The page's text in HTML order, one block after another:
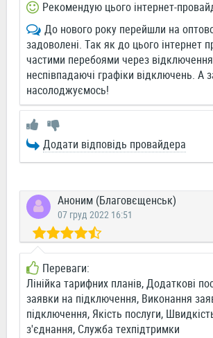
Рекомендую цього інтернет-
До нового року перейшли на
задоволені. Так як до цього інтернет
частими перебоями через відключення
неспiвпадаючi графiки вiдключень. А
насолоджуємось!
Додати відповідь провайдера
Аноним (Благовєщенськ)
07 груд 2022 16:51
Переваги:
Лінійка тарифних планів, Додаткові
заявки на підключення, Виконання
підключення, Якість послуги,
з'єднання, Служба техпідтримки